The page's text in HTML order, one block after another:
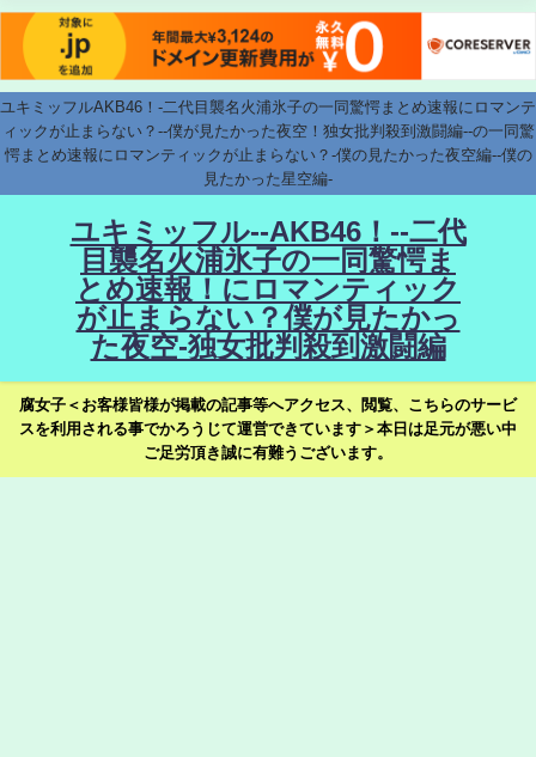
ユキミッフルAKB46！-二代目襲名火浦氷子の一同驚愕まとめ速報にロマンテ
ィックが止まらない？--僕が見たかった夜空！独女批判殺到激闘編--の一同驚
愕まとめ速報にロマンティックが止まらない？-僕の見たかった夜空編--僕の
見たかった星空編-
ユキミッフル--AKB46！--二代
目襲名火浦氷子の一同驚愕ま
とめ速報！にロマンティック
が止まらない？僕が見たかっ
た夜空-独女批判殺到激闘編
腐女子＜お客様皆様が掲載の記事等へアクセス、閲覧、こちらのサービ
スを利用される事でかろうじて運営できています＞本日は足元が悪い中
ご足労頂き誠に有難うございます。